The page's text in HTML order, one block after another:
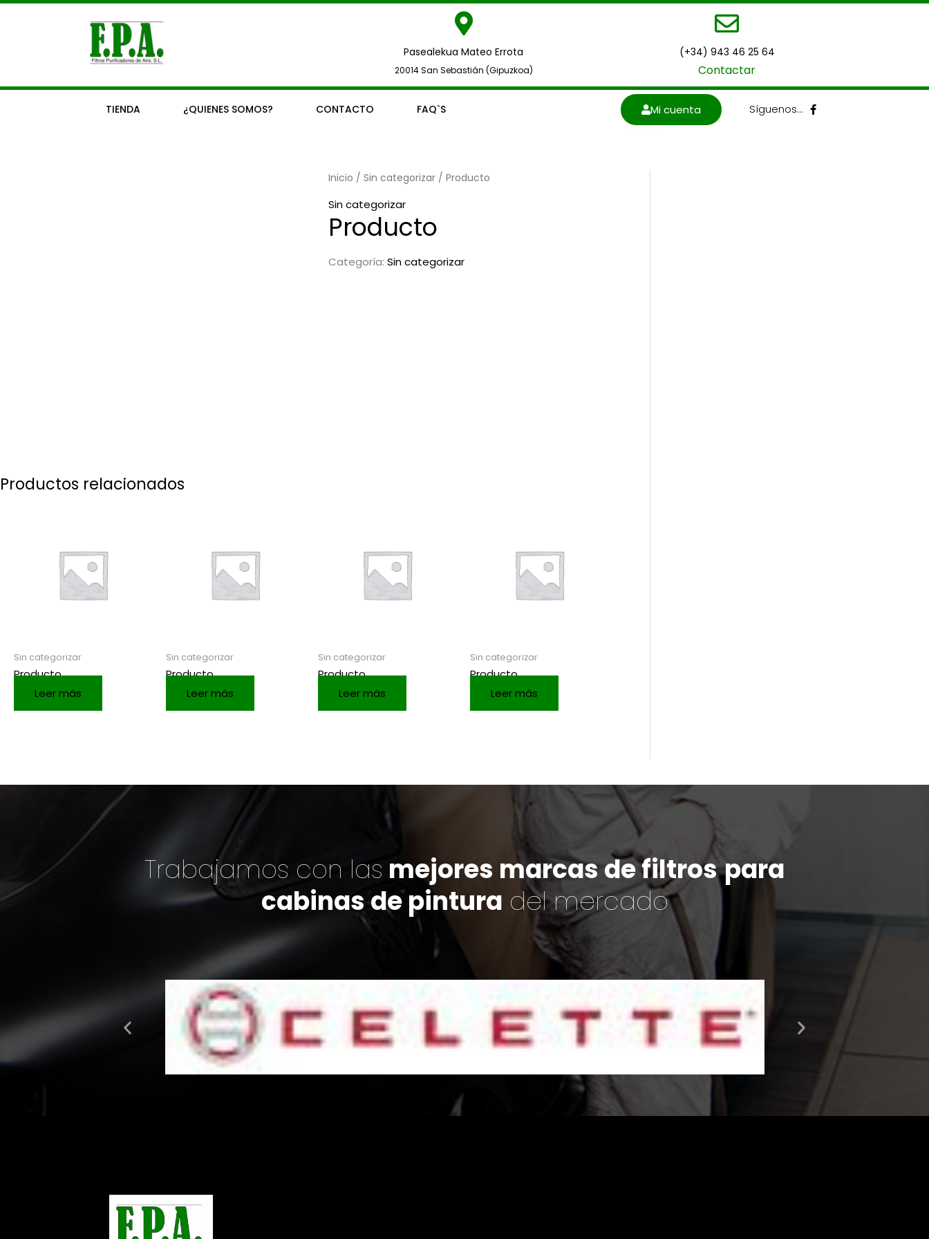
Ir
Pasealekua Mateo Errota
20014 San Sebastián (Gipuzkoa)
(+34) 943 46 25 64
Contactar
TIENDA ¿QUIENES SOMOS? CONTACTO FAQ`S Mi cuenta Síguenos… F
a
Inicio /Sin categorizar / Producto
Sin categorizar
Producto
Categoría:Sin categorizar
Productos relacionados
Sin categorizar
Producto
Leer más
Sin categorizar
Producto
Leer más
Sin categorizar
Producto
Leer más
Sin categorizar
Producto
Leer más
Trabajamos con las mejores marcas de filtrospara
cabinas de pintura del mercado